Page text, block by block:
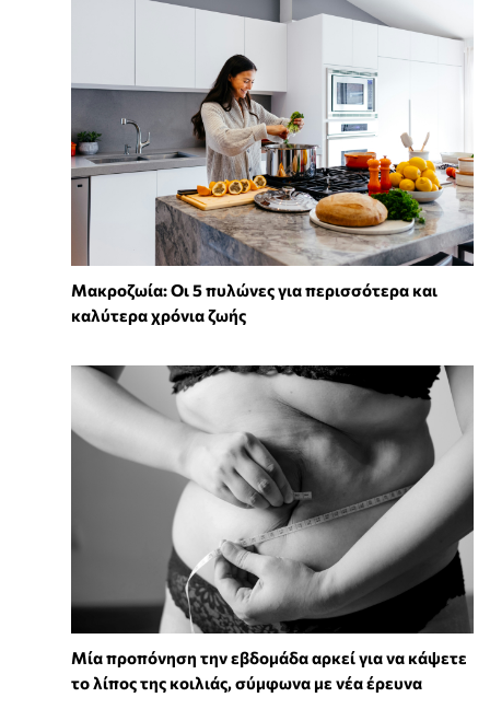
Mακροζωία: Οι 5 πυλώνες για περισσότερα και
καλύτερα χρόνια ζωής
Μία προπόνηση την εβδομάδα αρκεί για να κάψετε
το λίπος της κοιλιάς, σύμφωνα με νέα έρευνα